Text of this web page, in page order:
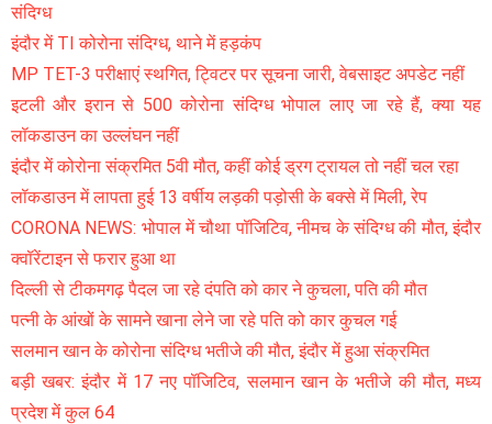
संदिग्ध
इंदौर में TI कोरोना संदिग्ध, थाने में हड़कंप
MP TET-3 परीक्षाएं स्थगित, ट्विटर पर सूचना जारी, वेबसाइट अपडेट नहीं
इटली और इरान से 500 कोरोना संदिग्ध भोपाल लाए जा रहे हैं, क्या यह
लॉकडाउन का उल्लंघन नहीं
इंदौर में कोरोना संक्रमित 5वी मौत, कहीं कोई ड्रग ट्रायल तो नहीं चल रहा
लॉकडाउन में लापता हुई 13 वर्षीय लड़की पड़ोसी के बक्से में मिली, रेप
CORONA NEWS: भोपाल में चौथा पॉजिटिव, नीमच के संदिग्ध की मौत, इंदौर
क्वॉरेंटाइन से फरार हुआ था
दिल्ली से टीकमगढ़ पैदल जा रहे दंपति को कार ने कुचला, पति की मौत
पत्नी के आंखों के सामने खाना लेने जा रहे पति को कार कुचल गई
सलमान खान के कोरोना संदिग्ध भतीजे की मौत, इंदौर में हुआ संक्रमित
बड़ी खबर: इंदौर में 17 नए पॉजिटिव, सलमान खान के भतीजे की मौत, मध्य
प्रदेश में कुल 64